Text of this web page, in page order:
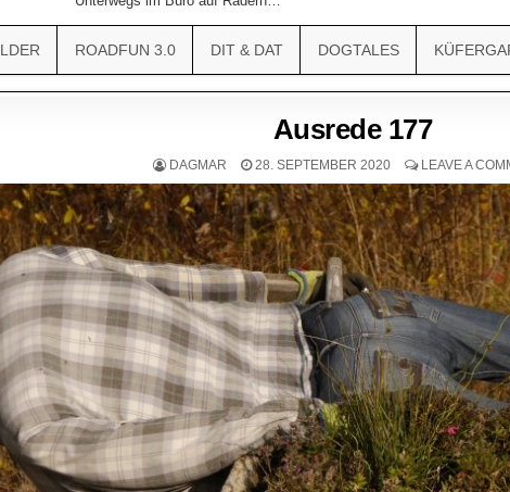
ROADFUN 3.0 DIT & DAT DOGTALES
Ausrede 177
DAGMAR 28. SEPTEMBER 2020 LEAVE A